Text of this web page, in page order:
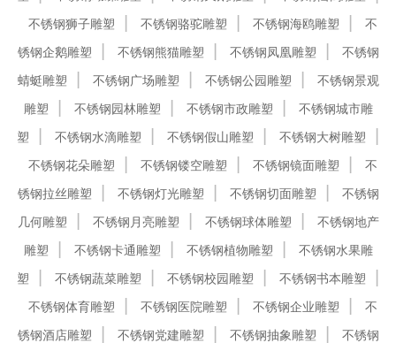
不锈钢狮子雕塑
不锈钢骆驼雕塑 不锈钢海鸥雕塑
不
锈钢企鹅雕塑
不锈钢熊猫雕塑 不锈钢凤凰雕塑
不锈钢
蜻蜓雕塑
不锈钢广场雕塑 不锈钢公园雕塑
不锈钢景观
雕塑
不锈钢园林雕塑 不锈钢市政雕塑
不锈钢城市雕
塑
不锈钢水滴雕塑 不锈钢假山雕塑
不锈钢大树雕塑
不锈钢花朵雕塑
不锈钢镂空雕塑 不锈钢镜面雕塑
不
锈钢拉丝雕塑
不锈钢灯光雕塑 不锈钢切面雕塑
不锈钢
几何雕塑
不锈钢月亮雕塑 不锈钢球体雕塑
不锈钢地产
雕塑
不锈钢卡通雕塑 不锈钢植物雕塑
不锈钢水果雕
塑
不锈钢蔬菜雕塑 不锈钢校园雕塑
不锈钢书本雕塑
不锈钢体育雕塑
不锈钢医院雕塑 不锈钢企业雕塑
不
锈钢酒店雕塑
不锈钢党建雕塑 不锈钢抽象雕塑
不锈钢